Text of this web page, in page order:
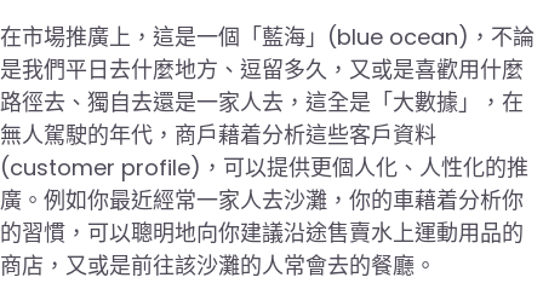
在市場推廣上，這是一個「藍海」(blue ocean)，不論
是我們平日去什麼地方、逗留多久，又或是喜歡用什麼
路徑去、獨自去還是一家人去，這全是「大數據」，在
無人駕駛的年代，商戶藉着分析這些客戶資料
(customer profile)，可以提供更個人化、人性化的推
廣。例如你最近經常一家人去沙灘，你的車藉着分析你
的習慣，可以聰明地向你建議沿途售賣水上運動用品的
商店，又或是前往該沙灘的人常會去的餐廳。